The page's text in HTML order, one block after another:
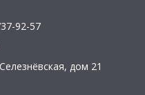
92-57
дом 21